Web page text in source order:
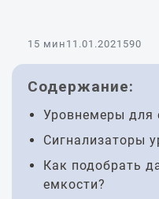
15 мин 11.01.2021 590
Содержание:
Уровнемеры для
Сигнализаторы
Как подобрать
емкости?